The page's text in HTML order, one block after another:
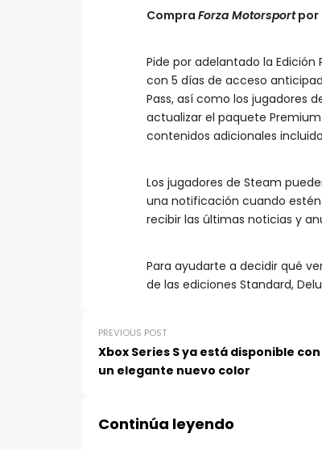
Compra Forza Motorsportpor
Pide por adelantado la Edición
con 5 días de acceso
Pass, así como los jugadores
actualizar el paquete
contenidos adicionales
Los jugadores de Steam
una notificación cuando estén
recibir las últimas noticias y
Para ayudarte a decidir qué
de las ediciones Standard,
PREVIOUS POST
Xbox Series S ya está disponible con
un elegante nuevo color
Continúa leyendo